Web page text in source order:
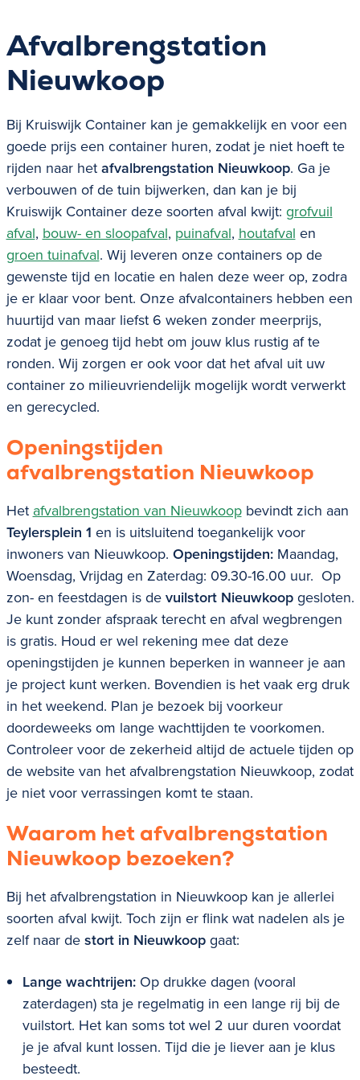
Afvalbrengstation
Nieuwkoop
Bij Kruiswijk Container kan je gemakkelijk en voor een
goede prijs een container huren, zodat je niet hoeft te
rijden naar hetafvalbrengstation Nieuwkoop. Ga je
verbouwen of de tuin bijwerken, dan kan je bij
Kruiswijk Container deze soorten afval kwijt: grofvuil
afval, bouw- en sloopafval, puinafval, houtafval en
groen tuinafval. Wij leveren onze containers op de
gewenste tijd en locatie en halen deze weer op, zodra
je er klaar voor bent. Onze afvalcontainers hebben een
huurtijd van maar liefst 6 weken zonder meerprijs,
zodat je genoeg tijd hebt om jouw klus rustig af te
ronden. Wij zorgen er ook voor dat het afval uit uw
container zo milieuvriendelijk mogelijk wordt verwerkt
en gerecycled.
Openingstijden
afvalbrengstation Nieuwkoop
Het afvalbrengstation van Nieuwkoopbevindt zich aan
Teylersplein 1 en is uitsluitend toegankelijk voor
inwoners van Nieuwkoop. Openingstijden:Maandag,
Woensdag, Vrijdag en Zaterdag: 09.30-16.00 uur. Op
zon- en feestdagen is devuilstort Nieuwkoopgesloten.
Je kunt zonder afspraak terecht en afval wegbrengen
is gratis. Houd er wel rekening mee dat deze
openingstijden je kunnen beperken in wanneer je aan
je project kunt werken. Bovendien is het vaak erg druk
in het weekend. Plan je bezoek bij voorkeur
doordeweeks om lange wachttijden te voorkomen.
Controleer voor de zekerheid altijd de actuele tijden op
de website van het afvalbrengstation Nieuwkoop, zodat
je niet voor verrassingen komt te staan.
Waarom het afvalbrengstation
Nieuwkoop bezoeken?
Bij het afvalbrengstation in Nieuwkoopkan je allerlei
soorten afval kwijt. Toch zijn er flink wat nadelen als je
zelf naar destort in Nieuwkoopgaat:
Lange wachtrijen:Op drukke dagen (vooral
zaterdagen) sta je regelmatig in een lange rij bij de
vuilstort. Het kan soms tot wel 2 uur duren voordat
je je afval kunt lossen. Tijd die je liever aan je klus
besteedt.